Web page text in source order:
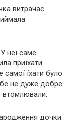
витрачає
неї саме
приїхати.
самої їхати було
не дуже добре
втомлювали.
дочки